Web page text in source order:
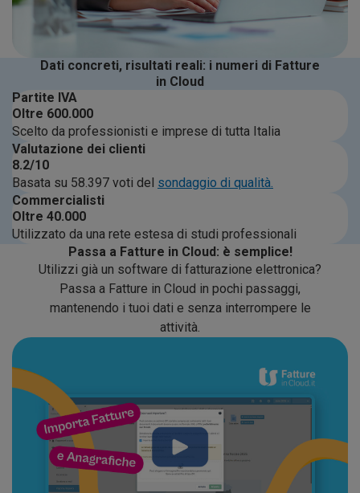
Dati concreti, risultati reali: i numeri di Fatture
in Cloud
Partite IVA
Oltre 600.000
Scelto da professionisti e imprese di tutta Italia
Valutazione dei clienti
8.2/10
Basata su 58.397 voti del sondaggio di qualità.
Commercialisti
Oltre 40.000
Utilizzato da una rete estesa di studi professionali
Passa a Fatture in Cloud: è semplice!
Utilizzi già un software di fatturazione elettronica?
Passa a Fatture in Cloud in pochi passaggi,
mantenendo i tuoi dati e senza interrompere le
attività.